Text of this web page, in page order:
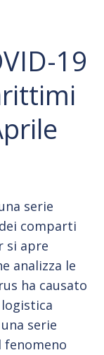
19
serie
comparti
si apre
analizza le
ha causato
serie